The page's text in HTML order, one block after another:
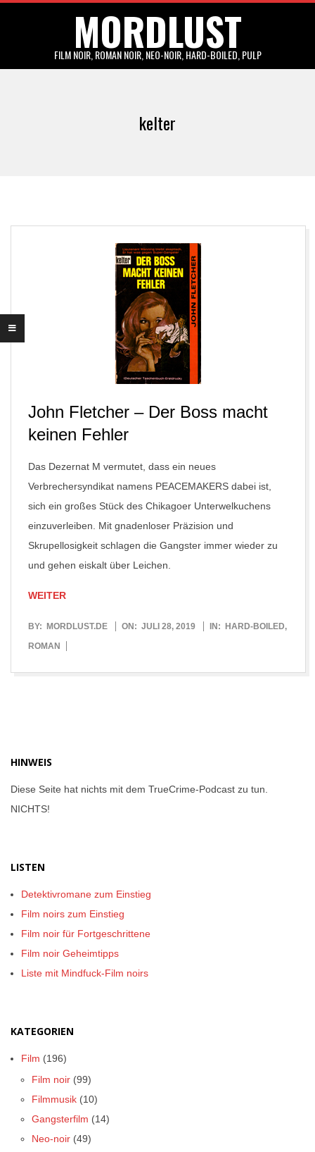
MORDLUST
FILM NOIR, ROMAN NOIR, NEO-NOIR, HARD-BOILED, PULP
kelter
John Fletcher – Der Boss macht
keinen Fehler
Das Dezernat M vermutet, dass ein neues
Verbrechersyndikat namens PEACEMAKERS dabei ist,
sich ein großes Stück des Chikagoer Unterwelkuchens
einzuverleiben. Mit gnadenloser Präzision und
Skrupellosigkeit schlagen die Gangster immer wieder zu
und gehen eiskalt über Leichen.
WEITER
2019-
07-
BY: MORDLUST.DE ON: JULI 28, 2019 IN: HARD-BOILED,
ROMAN
HINWEIS
Diese Seite hat nichts mit dem TrueCrime-Podcast zu tun.
NICHTS!
LISTEN
Detektivromane zum Einstieg
Film noirs zum Einstieg
Film noir für Fortgeschrittene
Film noir Geheimtipps
Liste mit Mindfuck-Film noirs
KATEGORIEN
Film (196)
Film noir (99)
Filmmusik (10)
Gangsterfilm (14)
Neo-noir (49)